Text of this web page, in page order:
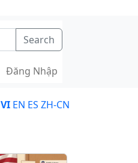
Search
Đăng Nhập
VI EN ES ZH-CN